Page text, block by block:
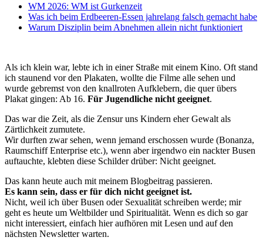
WM 2026: WM ist Gurkenzeit
Was ich beim Erdbeeren-Essen jahrelang falsch gemacht habe
Warum Disziplin beim Abnehmen allein nicht funktioniert
Als ich klein war, lebte ich in einer Straße mit einem Kino. Oft stand
ich staunend vor den Plakaten, wollte die Filme alle sehen und
wurde gebremst von den knallroten Aufklebern, die quer übers
Plakat gingen: Ab 16. Für Jugendliche nicht geeignet.
Das war die Zeit, als die Zensur uns Kindern eher Gewalt als
Zärtlichkeit zumutete.
Wir durften zwar sehen, wenn jemand erschossen wurde (Bonanza,
Raumschiff Enterprise etc.), wenn aber irgendwo ein nackter Busen
auftauchte, klebten diese Schilder drüber: Nicht geeignet.
Das kann heute auch mit meinem Blogbeitrag passieren.
Es kann sein, dass er für dich nicht geeignet ist.
Nicht, weil ich über Busen oder Sexualität schreiben werde; mir
geht es heute um Weltbilder und Spiritualität. Wenn es dich so gar
nicht interessiert, einfach hier aufhören mit Lesen und auf den
nächsten Newsletter warten.